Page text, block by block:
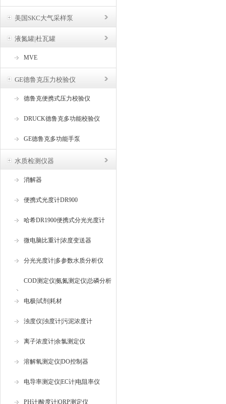
美国SKC大气采样泵
液氮罐|杜瓦罐
MVE
GE德鲁克压力校验仪
德鲁克便携式压力校验仪
DRUCK德鲁克多功能校验仪
GE德鲁克多功能手泵
水质检测仪器
消解器
便携式光度计DR900
哈希DR1900便携式分光光度计
微电脑比重计|浓度变送器
分光光度计|多参数水质分析仪
COD测定仪|氨氮测定仪|总磷分析
仪
电极|试剂|耗材
浊度仪|浊度计|污泥浓度计
离子浓度计|余氯测定仪
溶解氧测定仪|DO控制器
电导率测定仪|EC计|电阻率仪
PH计|酸度计|ORP测定仪